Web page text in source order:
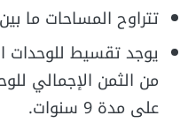
تتراوح المساحات ما بين 115 إلى 410 متر مربع.
من الثمن الإجمالي
على مدة 9 سنوات.